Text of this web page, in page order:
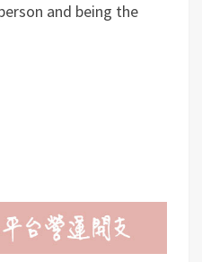
and being the